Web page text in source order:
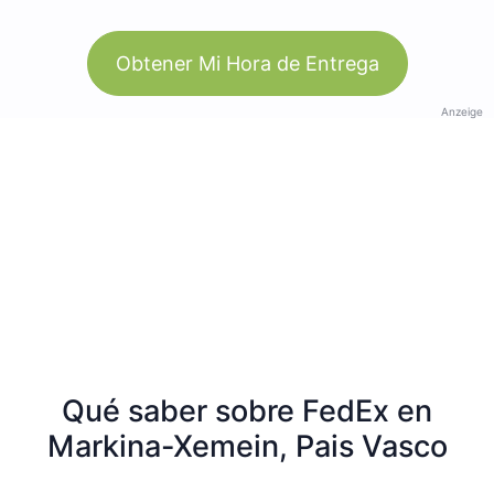
Obtener Mi Hora de Entrega
Anzeige
Qué saber sobre FedEx en
Markina-Xemein, Pais Vasco